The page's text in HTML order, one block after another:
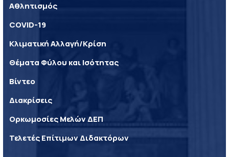
Αθλητισμός
COVID-19
Κλιματική Αλλαγή/Κρίση
Θέματα Φύλου και Ισότητας
Βίντεο
Διακρίσεις
Ορκωμοσίες Μελών ΔΕΠ
Τελετές Επίτιμων Διδακτόρων